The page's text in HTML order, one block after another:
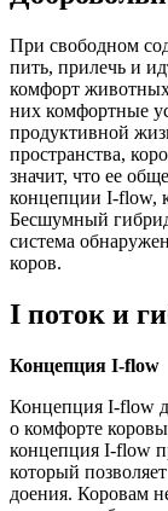
При свободном
пить, прилечь и
комфорт животных.
них комфортные
продуктивной
пространства,
значит, что ее
концепции I-flow,
Бесшумный
система
коров.
I поток и
Концепция I-flow
Концепция I-flow
о комфорте
концепция I-flow
который
доения. Коровам